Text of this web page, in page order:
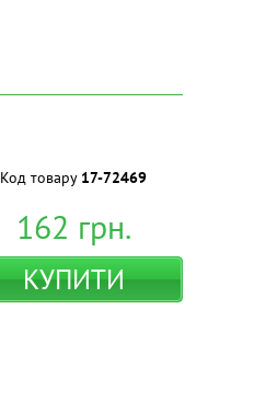
Код товару 17-72469
162 грн.
КУПИТИ